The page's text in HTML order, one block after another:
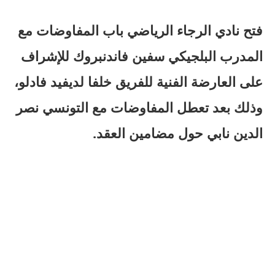
فتح نادي الرجاء الرياضي باب المفاوضات مع
المدرب البلجيكي سفين فاندنبروك للإشراف
على العارضة الفنية للفريق خلفا لديفيد فادلو،
وذلك بعد تعطل المفاوضات مع التونسي نصر
الدين نابي حول مضامين العقد.